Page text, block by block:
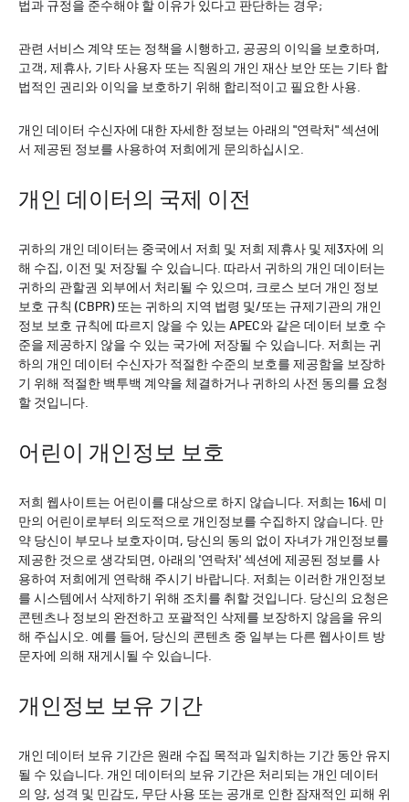
법과 규정을 준수해야 할 이유가 있다고 판단하는 경우;
관련 서비스 계약 또는 정책을 시행하고, 공공의 이익을 보호하며,
고객, 제휴사, 기타 사용자 또는 직원의 개인 재산 보안 또는 기타 합
법적인 권리와 이익을 보호하기 위해 합리적이고 필요한 사용.
개인 데이터 수신자에 대한 자세한 정보는 아래의 "연락처" 섹션에
서 제공된 정보를 사용하여 저희에게 문의하십시오.
개인 데이터의 국제 이전
귀하의 개인 데이터는 중국에서 저희 및 저희 제휴사 및 제3자에 의
해 수집, 이전 및 저장될 수 있습니다. 따라서 귀하의 개인 데이터는
귀하의 관할권 외부에서 처리될 수 있으며, 크로스 보더 개인 정보
보호 규칙 (CBPR) 또는 귀하의 지역 법령 및/또는 규제기관의 개인
정보 보호 규칙에 따르지 않을 수 있는 APEC와 같은 데이터 보호 수
준을 제공하지 않을 수 있는 국가에 저장될 수 있습니다. 저희는 귀
하의 개인 데이터 수신자가 적절한 수준의 보호를 제공함을 보장하
기 위해 적절한 백투백 계약을 체결하거나 귀하의 사전 동의를 요청
할 것입니다.
어린이 개인정보 보호
저희 웹사이트는 어린이를 대상으로 하지 않습니다. 저희는 16세 미
만의 어린이로부터 의도적으로 개인정보를 수집하지 않습니다. 만
약 당신이 부모나 보호자이며, 당신의 동의 없이 자녀가 개인정보를
제공한 것으로 생각되면, 아래의 '연락처' 섹션에 제공된 정보를 사
용하여 저희에게 연락해 주시기 바랍니다. 저희는 이러한 개인정보
를 시스템에서 삭제하기 위해 조치를 취할 것입니다. 당신의 요청은
콘텐츠나 정보의 완전하고 포괄적인 삭제를 보장하지 않음을 유의
해 주십시오. 예를 들어, 당신의 콘텐츠 중 일부는 다른 웹사이트 방
문자에 의해 재게시될 수 있습니다.
개인정보 보유 기간
개인 데이터 보유 기간은 원래 수집 목적과 일치하는 기간 동안 유지
될 수 있습니다. 개인 데이터의 보유 기간은 처리되는 개인 데이터
의 양, 성격 및 민감도, 무단 사용 또는 공개로 인한 잠재적인 피해 위